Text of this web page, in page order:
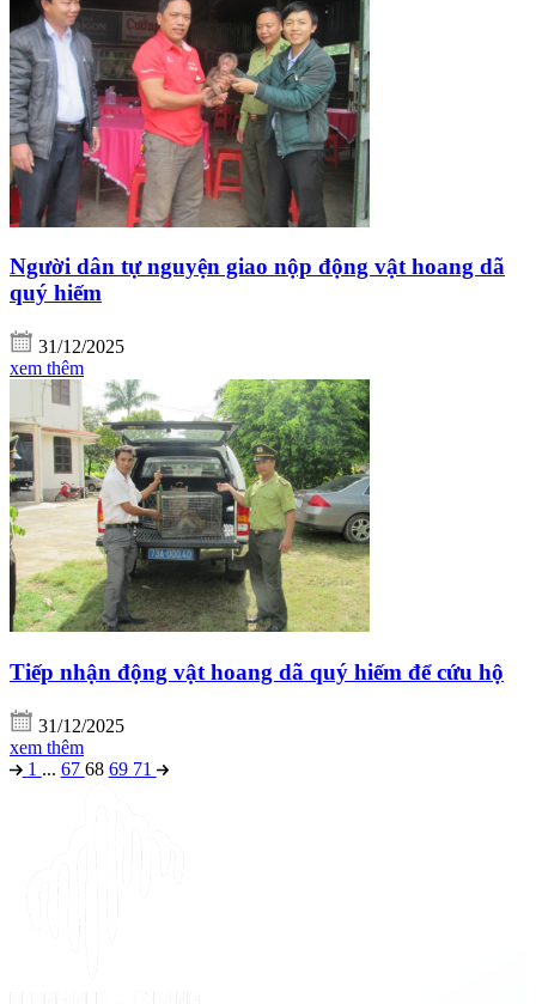
Người dân tự nguyện giao nộp động vật hoang dã
quý hiếm
31/12/2025
xem thêm
Tiếp nhận động vật hoang dã quý hiếm để cứu hộ
31/12/2025
xem thêm
1 ... 67 68 69 71